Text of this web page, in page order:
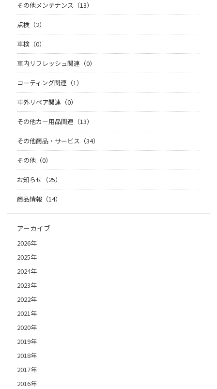
その他メンテナンス（13）
点検（2）
車検（0）
車内リフレッシュ関連（0）
コーティング関連（1）
車外リペア関連（0）
その他カー用品関連（13）
その他商品・サービス（34）
その他（0）
お知らせ（25）
商品情報（14）
アーカイブ
2026年
2025年
2024年
2023年
2022年
2021年
2020年
2019年
2018年
2017年
2016年